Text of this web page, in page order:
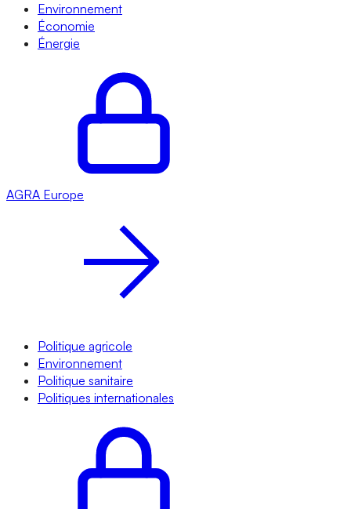
Environnement
Économie
Énergie
AGRA Europe
Politique agricole
Environnement
Politique sanitaire
Politiques internationales